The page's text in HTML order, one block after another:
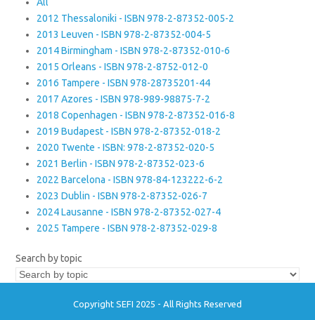
2012 Thessaloniki - ISBN 978-2-87352-005-2
2013 Leuven - ISBN 978-2-87352-004-5
2014 Birmingham - ISBN 978-2-87352-010-6
2015 Orleans - ISBN 978-2-8752-012-0
2016 Tampere - ISBN 978-28735201-44
2017 Azores - ISBN 978-989-98875-7-2
2018 Copenhagen - ISBN 978-2-87352-016-8
2019 Budapest - ISBN 978-2-87352-018-2
2020 Twente - ISBN: 978-2-87352-020-5
2021 Berlin - ISBN 978-2-87352-023-6
2022 Barcelona - ISBN 978-84-123222-6-2
2023 Dublin - ISBN 978-2-87352-026-7
2024 Lausanne - ISBN 978-2-87352-027-4
2025 Tampere - ISBN 978-2-87352-029-8
Search by topic
Copyright SEFI 2025 - All Rights Reserved